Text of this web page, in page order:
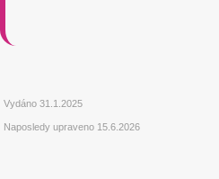
Vydáno31.1.2025
Naposledy upraveno 15.6.2026